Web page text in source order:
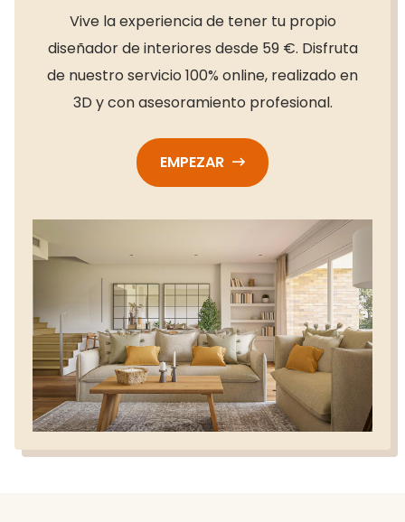
Vive la experiencia de tener tu propio
diseñador de interiores desde 59 €. Disfruta
de nuestro servicio 100% online, realizado en
3D y con asesoramiento profesional.
EMPEZAR